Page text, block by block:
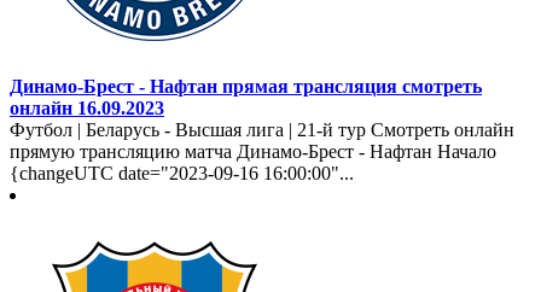
Динамо-Брест - Нафтан прямая трансляция смотреть
онлайн 16.09.2023
Футбол | Беларусь - Высшая лига | 21-й тур Смотреть онлайн
прямую трансляцию матча Динамо-Брест - Нафтан Начало
{changeUTC date="2023-09-16 16:00:00"...